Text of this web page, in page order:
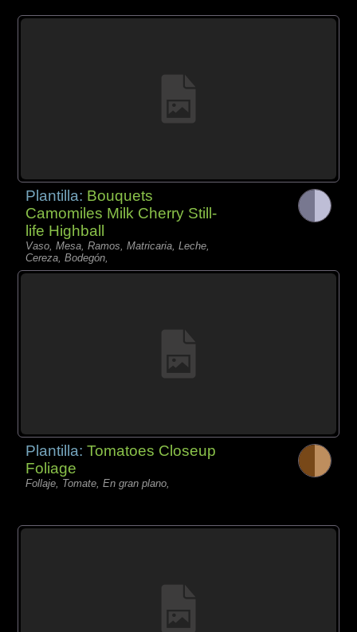
Plantilla: Bouquets
Camomiles Milk Cherry Still-
life Highball
Vaso, Mesa, Ramos, Matricaria, Leche,
Cereza, Bodegón,
Plantilla:Tomatoes Closeup
Foliage
Follaje, Tomate, En gran plano,